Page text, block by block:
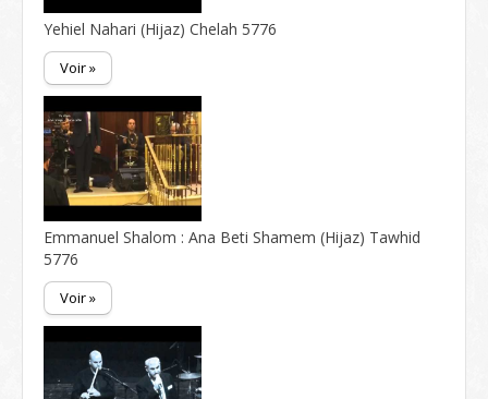
Yehiel Nahari (Hijaz) Chelah 5776
Voir »
Emmanuel Shalom : Ana Beti Shamem (Hijaz) Tawhid
5776
Voir »